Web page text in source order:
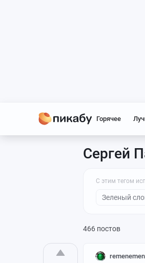
Горячее
Сергей
С этим тегом
Зеленый
466 постов